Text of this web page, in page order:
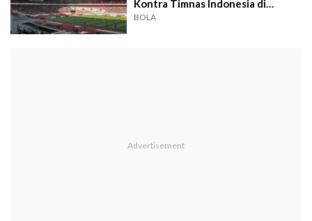
Kontra Timnas Indonesia di
Kualifikasi Piala Dunia 2026
BOLA